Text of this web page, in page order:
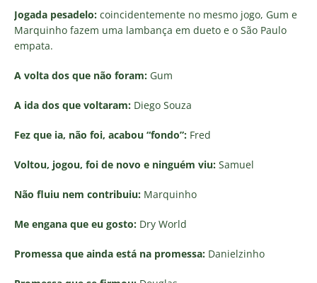
Jogada pesadelo: coincidentemente no mesmo jogo, Gum e
Marquinho fazem uma lambança em dueto e o São Paulo
empata.
A volta dos que não foram: Gum
A ida dos que voltaram: Diego Souza
Fez que ia, não foi, acabou “fondo”: Fred
Voltou, jogou, foi de novo e ninguém viu: Samuel
Não fluiu nem contribuiu: Marquinho
Me engana que eu gosto: Dry World
Promessa que ainda está na promessa: Danielzinho